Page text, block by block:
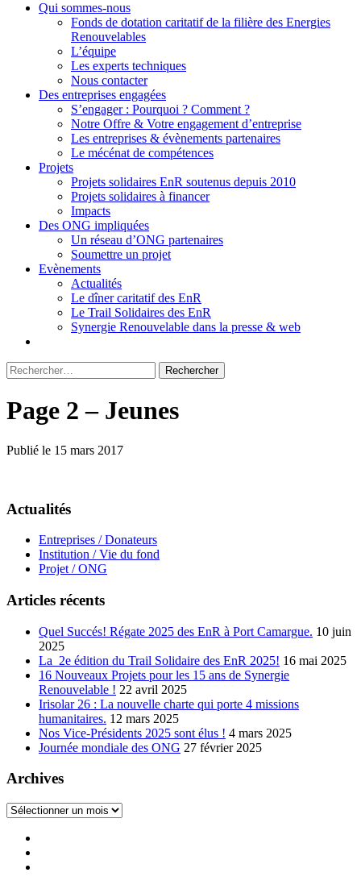
Qui sommes-nous
Fonds de dotation caritatif de la filière des Energies
Renouvelables
L’équipe
Les experts techniques
Nous contacter
Des entreprises engagées
S’engager : Pourquoi ? Comment ?
Notre Offre & Votre engagement d’entreprise
Les entreprises & évènements partenaires
Le mécénat de compétences
Projets
Projets solidaires EnR soutenus depuis 2010
Projets solidaires à financer
Impacts
Des ONG impliquées
Un réseau d’ONG partenaires
Soumettre un projet
Evènements
Actualités
Le dîner caritatif des EnR
Le Trail Solidaires des EnR
Synergie Renouvelable dans la presse & web
Rechercher :
Page 2 – Jeunes
Publié le 15 mars 2017
Actualités
Entreprises / Donateurs
Institution / Vie du fond
Projet / ONG
Articles récents
Quel Succés! Régate 2025 des EnR à Port Camargue. 10 juin
2025
La 2e édition du Trail Solidaire des EnR 2025! 16 mai 2025
16 Nouveaux Projets pour les 15 ans de Synergie
Renouvelable ! 22 avril 2025
Irisolar 26 : La nouvelle charte qui porte 4 missions
humanitaires. 12 mars 2025
Nos Vice-Présidents 2025 sont élus ! 4 mars 2025
Journée mondiale des ONG 27 février 2025
Archives
Archives